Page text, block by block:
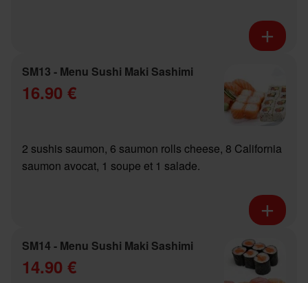
SM13 - Menu Sushi Maki Sashimi
16.90 €
2 sushis saumon, 6 saumon rolls cheese, 8 California
saumon avocat, 1 soupe et 1 salade.
SM14 - Menu Sushi Maki Sashimi
14.90 €